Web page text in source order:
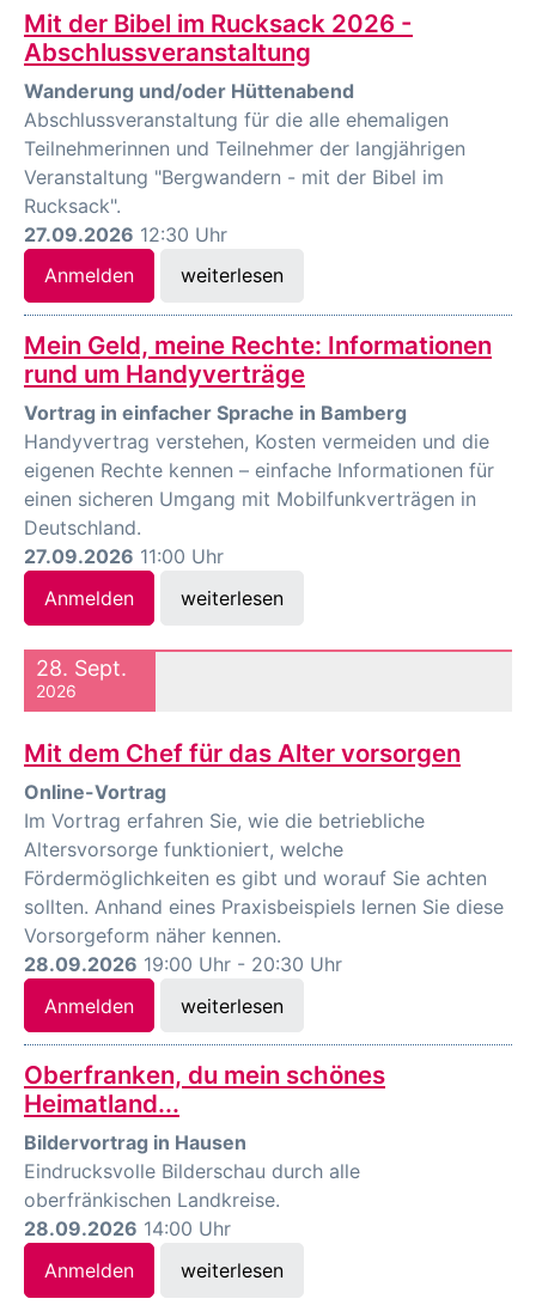
Mit der Bibel im Rucksack 2026 -
Abschlussveranstaltung
Wanderung und/oder Hüttenabend
Abschlussveranstaltung für die alle ehemaligen
Teilnehmerinnen und Teilnehmer der langjährigen
Veranstaltung "Bergwandern - mit der Bibel im
Rucksack".
27.09.2026 12:30 Uhr
Anmelden
weiterlesen
Mein Geld, meine Rechte: Informationen
rund um Handyverträge
Vortrag in einfacher Sprache in Bamberg
Handyvertrag verstehen, Kosten vermeiden und die
eigenen Rechte kennen – einfache Informationen für
einen sicheren Umgang mit Mobilfunkverträgen in
Deutschland.
27.09.2026 11:00 Uhr
Anmelden
weiterlesen
28. Sept.
2026
Mit dem Chef für das Alter vorsorgen
Online-Vortrag
Im Vortrag erfahren Sie, wie die betriebliche
Altersvorsorge funktioniert, welche
Fördermöglichkeiten es gibt und worauf Sie achten
sollten. Anhand eines Praxisbeispiels lernen Sie diese
Vorsorgeform näher kennen.
28.09.2026 19:00 Uhr - 20:30 Uhr
Anmelden
weiterlesen
Oberfranken, du mein schönes
Heimatland...
Bildervortrag in Hausen
Eindrucksvolle Bilderschau durch alle
oberfränkischen Landkreise.
28.09.2026 14:00 Uhr
Anmelden
weiterlesen